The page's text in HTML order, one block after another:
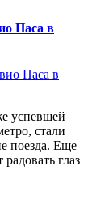
Паса в
успевшей
стали
поезда. Еще
глаз